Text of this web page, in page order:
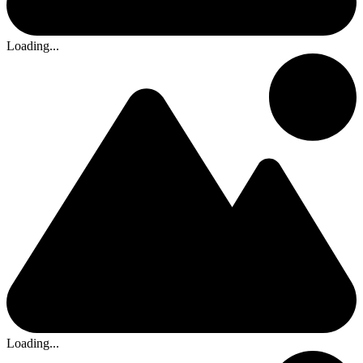
Loading...
Loading...